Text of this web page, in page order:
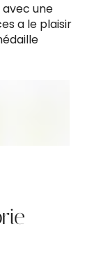
avec une
a le plaisir